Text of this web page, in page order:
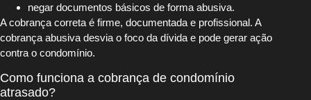
negar documentos básicos de forma abusiva.
A cobrança correta é firme, documentada e profissional. A
cobrança abusiva desvia o foco da dívida e pode gerar ação
contra o condomínio.
Como funciona a cobrança de condomínio
atrasado?